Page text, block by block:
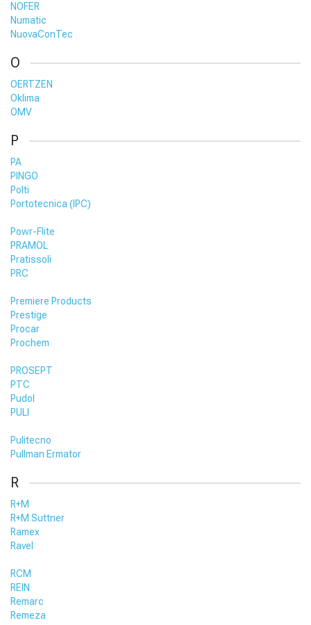
NOFER
Numatic
NuovaConTec
O
OERTZEN
Oklima
OMV
P
PA
PINGO
Polti
Portotecnica (IPC)
Powr-Flite
PRAMOL
Pratissoli
PRC
Premiere Products
Prestige
Procar
Prochem
PROSEPT
PTC
Pudol
PULI
Pulitecno
Pullman Ermator
R
R+M
R+M Suttner
Ramex
Ravel
RCM
REIN
Remarc
Remeza